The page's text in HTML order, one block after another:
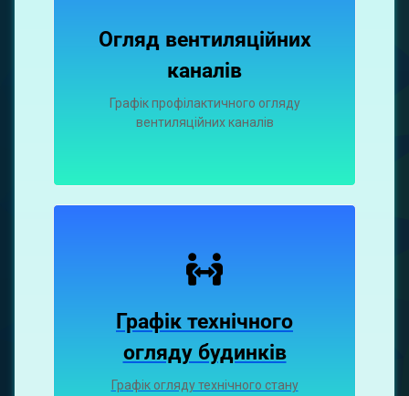
Огляд вентиляційних
каналiв
Графiк профiлактичного огляду
вентиляцiйних каналiв
Графік технічного
огляду будинків
Графік огляду технічного стану